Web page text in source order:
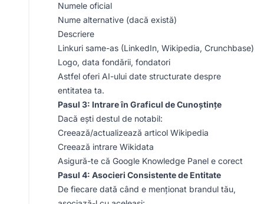
Numele oficial
Nume alternative (dacă există)
Descriere
Linkuri same-as (LinkedIn, Wikipedia, Crunchbase)
Logo, data fondării, fondatori
Astfel oferi AI-ului date structurate despre
entitatea ta.
Pasul 3: Intrare în Graficul de Cunoștințe
Dacă ești destul de notabil:
Creează/actualizează articol Wikipedia
Creează intrare Wikidata
Asigură-te că Google Knowledge Panel e corect
Pasul 4: Asocieri Consistente de Entitate
De fiecare dată când e menționat brandul tău,